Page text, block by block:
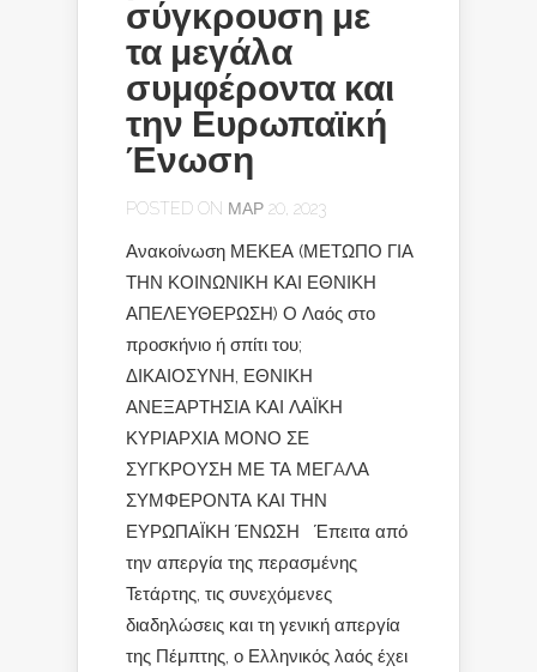
σύγκρουση με
τα μεγάλα
συμφέροντα και
την Ευρωπαϊκή
Ένωση
POSTED ON ΜΑΡ 20, 2023
Ανακοίνωση ΜΕΚΕΑ (ΜΕΤΩΠΟ ΓΙΑ
ΤΗΝ ΚΟΙΝΩΝΙΚΗ ΚΑΙ ΕΘΝΙΚΗ
ΑΠΕΛΕΥΘΕΡΩΣΗ) Ο Λαός στο
προσκήνιο ή σπίτι του;
ΔΙΚΑΙΟΣΥΝΗ, ΕΘΝΙΚΗ
ΑΝΕΞΑΡΤΗΣΙΑ ΚΑΙ ΛΑΪΚΗ
ΚΥΡΙΑΡΧΙΑ ΜΟΝΟ ΣΕ
ΣΥΓΚΡΟΥΣΗ ΜΕ ΤΑ ΜΕΓAΛΑ
ΣΥΜΦΕΡΟΝΤΑ ΚΑΙ ΤΗΝ
ΕΥΡΩΠΑΪΚΗ ΈΝΩΣΗ Έπειτα από
την απεργία της περασμένης
Τετάρτης, τις συνεχόμενες
διαδηλώσεις και τη γενική απεργία
της Πέμπτης, ο Ελληνικός λαός έχει